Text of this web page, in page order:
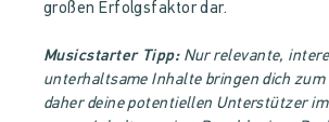
großen Erfolgsfaktor dar.
Musicstarter Tipp:Nur relevante,
unterhaltsame Inhalte bringen dich zum
daher deine potentiellen Unterstützer